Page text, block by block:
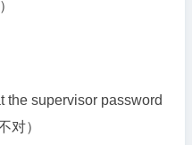
the supervisor password
对）